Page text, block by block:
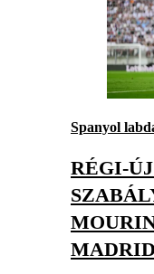
Spanyol
RÉGI-